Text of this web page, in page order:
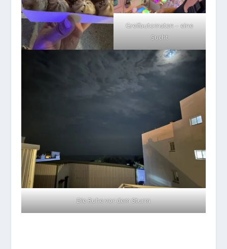
Greifautomaten – eine
Sucht
Die Ruhe vor dem Sturm